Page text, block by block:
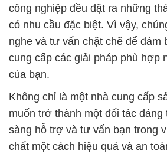
công nghiệp đều đặt ra những
có nhu cầu đặc biệt. Vì vậy,
nghe và tư vấn chặt chẽ để đảm
cung cấp các giải pháp phù hợp
của bạn.
Không chỉ là một nhà cung cấp
muốn trở thành một đối tác đáng
sàng hỗ trợ và tư vấn bạn trong
chất một cách hiệu quả và an